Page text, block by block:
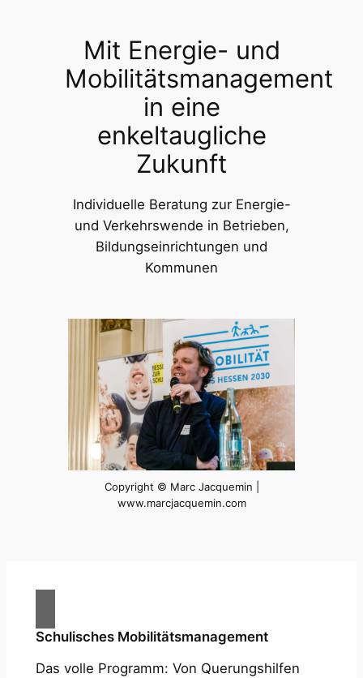
Mit Energie- und
Mobilitätsmanagement
in eine
enkeltaugliche
Zukunft
Individuelle Beratung zur Energie-
und Verkehrswende in Betrieben,
Bildungseinrichtungen und
Kommunen
Copyright © Marc Jacquemin |
www.marcjacquemin.com
Schulisches Mobilitätsmanagement
Das volle Programm: Von Querungshilfen